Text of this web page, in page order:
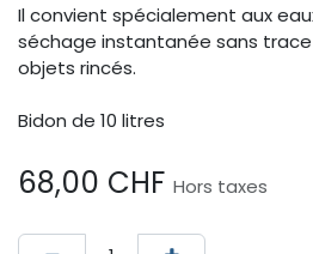
Il convient spécialement aux
séchage instantanée sans trace
objets rincés.
Bidon de 10 litres
68,00 CHF Hors taxes